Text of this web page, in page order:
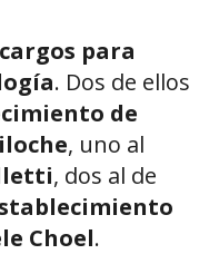
para
. Dos de ellos
de
, uno al
, dos al de
Choel.